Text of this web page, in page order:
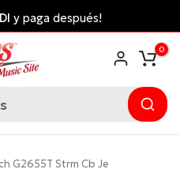
a ciudades principales
0
G2655T Strm Cb Je